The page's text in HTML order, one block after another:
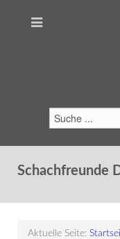
Schachfreunde
Aktuelle Seite: